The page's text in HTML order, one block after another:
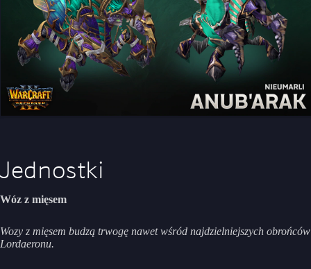
Jednostki
Wóz z mięsem
Wozy z mięsem budzą trwogę nawet wśród najdzielniejszych obrońców
Lordaeronu.